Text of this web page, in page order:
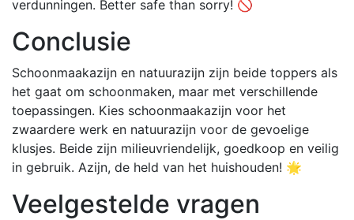
verdunningen. Better safe than sorry! 🚫
Conclusie
Schoonmaakazijn en natuurazijn zijn beide toppers als
het gaat om schoonmaken, maar met verschillende
toepassingen. Kies schoonmaakazijn voor het
zwaardere werk en natuurazijn voor de gevoelige
klusjes. Beide zijn milieuvriendelijk, goedkoop en veilig
in gebruik. Azijn, de held van het huishouden! 🌟
Veelgestelde vragen